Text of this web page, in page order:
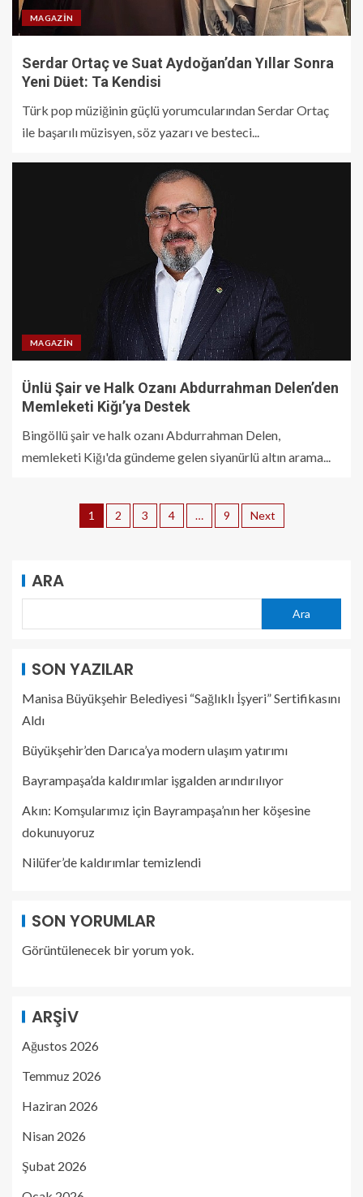
MAGAZIN
Serdar Ortaç ve Suat Aydoğan’dan Yıllar Sonra
Yeni Düet: Ta Kendisi
Türk pop müziğinin güçlü yorumcularından Serdar Ortaç
ile başarılı müzisyen, söz yazarı ve besteci...
MAGAZIN
Ünlü Şair ve Halk Ozanı Abdurrahman Delen’den
Memleketi Kiğı’ya Destek
Bingöllü şair ve halk ozanı Abdurrahman Delen,
memleketi Kiğı'da gündeme gelen siyanürlü altın arama...
1 2 3 4 … 9 Next
ARA
Ara
SON YAZILAR
Manisa Büyükşehir Belediyesi “Sağlıklı İşyeri” Sertifikasını
Aldı
Büyükşehir’den Darıca’ya modern ulaşım yatırımı
Bayrampaşa’da kaldırımlar işgalden arındırılıyor
Akın: Komşularımız için Bayrampaşa’nın her köşesine
dokunuyoruz
Nilüfer’de kaldırımlar temizlendi
SON YORUMLAR
Görüntülenecek bir yorum yok.
ARŞIV
Ağustos 2026
Temmuz 2026
Haziran 2026
Nisan 2026
Şubat 2026